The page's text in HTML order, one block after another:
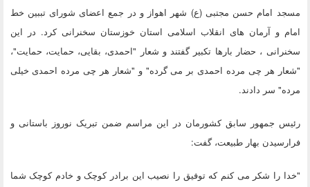
مسجد امام حسن مجتبی (ع) شهر اهواز و در جمع اعضای شورای تببین خط
امام و آرمان های انقلاب اسلامی استان خوزستان سخنرانی کرد. در این
سخنرانی ، حضار بارها تکبیر گفتند و شعار "احمدی، بقایی، حمایت، حمایت"،
"شعار هر چی مرده احمدی بر می گرده" و "شعار هر چی مرده احمدی خیلی
مرده" سر دادند.
رئیس جمهور سابق کشورمان در این مراسم ضمن تبریک نوروز باستانی و
فرارسیدن بهار طبیعت، گفت:
"خدا را شکر می کنم که توفیق را نصیب این برادر کوچک و خادم کوچک شما